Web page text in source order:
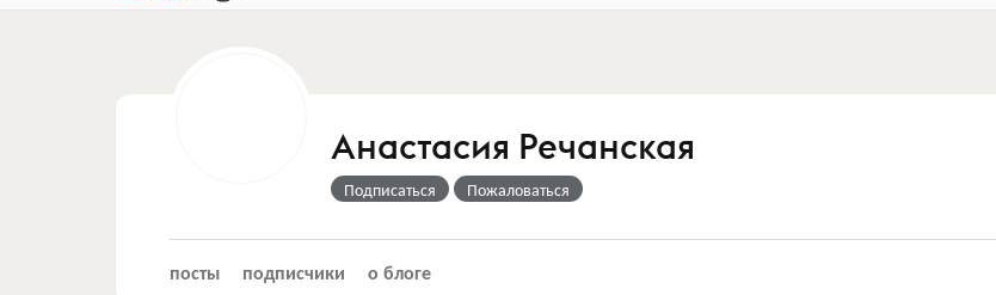
Анастасия Речанская
Подписаться Пожаловаться
посты подписчики о блоге